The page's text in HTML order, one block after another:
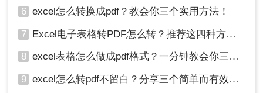
6 excel怎么转换成pdf？教会你三个实用方法！
7 Excel电子表格转PDF怎么转？推荐这四种方法给大家！
8 excel表格怎么做成pdf格式？一分钟教会你三个方法！
9 excel怎么转pdf不留白？分享三个简单而有效的方法！